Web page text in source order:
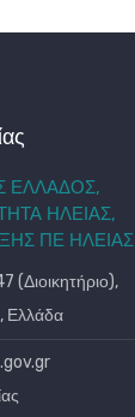
ΕΛΛΑΔΟΣ,
ΗΛΕΙΑΣ,
ΠΕ ΗΛΕΙΑΣ
Ελλάδα